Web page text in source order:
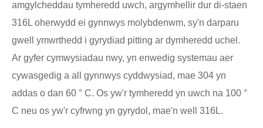
amgylcheddau tymheredd uwch, argymhellir dur di-staen
316L oherwydd ei gynnwys molybdenwm, sy'n darparu
gwell ymwrthedd i gyrydiad pitting ar dymheredd uchel.
Ar gyfer cymwysiadau nwy, yn enwedig systemau aer
cywasgedig a all gynnwys cyddwysiad, mae 304 yn
addas o dan 60 ° C. Os yw'r tymheredd yn uwch na 100 °
C neu os yw'r cyfrwng yn gyrydol, mae'n well 316L.